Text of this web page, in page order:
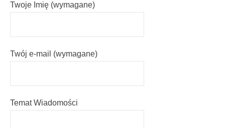
Twoje Imię (wymagane)
Twój e-mail (wymagane)
Temat Wiadomości